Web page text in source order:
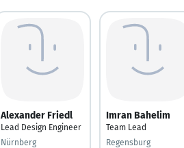
Alexander Friedl
Lead Design Engineer
Nürnberg
Imran Bahelim
Team Lead
Regensburg